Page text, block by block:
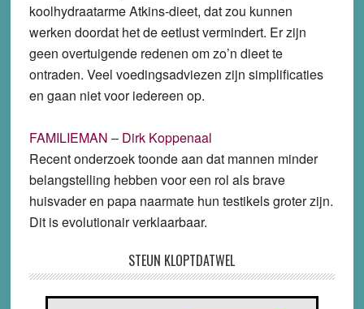
koolhydraatarme Atkins-dieet, dat zou kunnen
werken doordat het de eetlust vermindert. Er zijn
geen overtuigende redenen om zo’n dieet te
ontraden. Veel voedingsadviezen zijn simplificaties
en gaan niet voor iedereen op.
FAMILIEMAN – Dirk Koppenaal
Recent onderzoek toonde aan dat mannen minder
belangstelling hebben voor een rol als brave
huisvader en papa naarmate hun testikels groter zijn.
Dit is evolutionair verklaarbaar.
STEUN KLOPTDATWEL